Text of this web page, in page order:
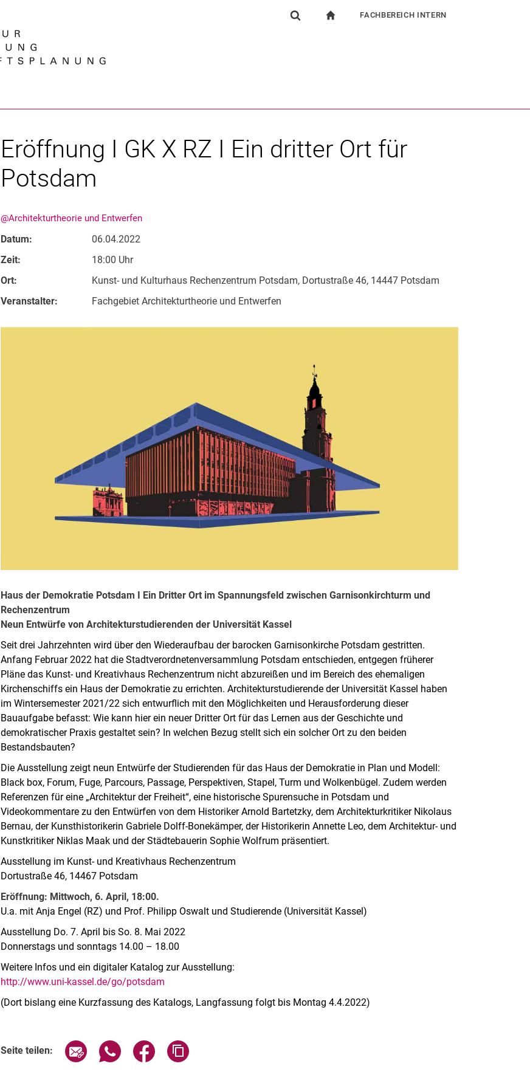
FACHBEREICH INTERN
Eröffnung I GK X RZ I Ein dritter Ort für
Potsdam
@Architekturtheorie und Entwerfen
Datum:
06.04.2022
Zeit:
18:00 Uhr
Ort:
Kunst- und Kulturhaus Rechenzentrum Potsdam, Dortustraße 46, 14447 Potsdam
Veranstalter:
Fachgebiet Architekturtheorie und Entwerfen
Haus der Demokratie Potsdam I Ein Dritter Ort im Spannungsfeld zwischen Garnisonkirchturm und
Rechenzentrum
Neun Entwürfe von Architekturstudierenden der Universität Kassel
Seit drei Jahrzehnten wird über den Wiederaufbau der barocken Garnisonkirche Potsdam gestritten.
Anfang Februar 2022 hat die Stadtverordnetenversammlung Potsdam entschieden, entgegen früherer
Pläne das Kunst- und Kreativhaus Rechenzentrum nicht abzureißen und im Bereich des ehemaligen
Kirchenschiffs ein Haus der Demokratie zu errichten. Architekturstudierende der Universität Kassel haben
im Wintersemester 2021/22 sich entwurflich mit den Möglichkeiten und Herausforderung dieser
Bauaufgabe befasst: Wie kann hier ein neuer Dritter Ort für das Lernen aus der Geschichte und
demokratischer Praxis gestaltet sein? In welchen Bezug stellt sich ein solcher Ort zu den beiden
Bestandsbauten?
Die Ausstellung zeigt neun Entwürfe der Studierenden für das Haus der Demokratie in Plan und Modell:
Black box, Forum, Fuge, Parcours, Passage, Perspektiven, Stapel, Turm und Wolkenbügel. Zudem werden
Referenzen für eine „Architektur der Freiheit“, eine historische Spurensuche in Potsdam und
Videokommentare zu den Entwürfen von dem Historiker Arnold Bartetzky, dem Architekturkritiker Nikolaus
Bernau, der Kunsthistorikerin Gabriele Dolff-Bonekämper, der Historikerin Annette Leo, dem Architektur- und
Kunstkritiker Niklas Maak und der Städtebauerin Sophie Wolfrum präsentiert.
Ausstellung im Kunst- und Kreativhaus Rechenzentrum
Dortustraße 46, 14467 Potsdam
Eröffnung: Mittwoch, 6. April, 18:00.
U.a. mit Anja Engel (RZ) und Prof. Philipp Oswalt und Studierende (Universität Kassel)
Ausstellung Do. 7. April bis So. 8. Mai 2022
Donnerstags und sonntags 14.00 – 18.00
Weitere Infos und ein digitaler Katalog zur Ausstellung:
http://www.uni-kassel.de/go/potsdam
(Dort bislang eine Kurzfassung des Katalogs, Langfassung folgt bis Montag 4.4.2022)
Seite teilen: Seite über E-Mail teilen
Seite über WhatsApp teilen (externer Link, öffnet neues Fenster)
Seite über Facebook teilen (externer Link, öffnet neues Fenster)